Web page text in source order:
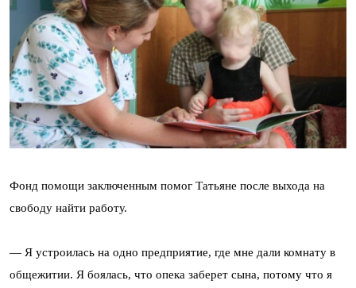
Фонд помощи заключенным помог Татьяне после выхода на
свободу найти работу.
— Я устроилась на одно предприятие, где мне дали комнату в
общежитии. Я боялась, что опека заберет сына, потому что я